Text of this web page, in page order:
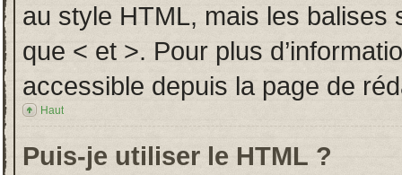
au style HTML, mais les
que < et >. Pour plus
accessible depuis la page de
Haut
Puis-je utiliser le HTML ?